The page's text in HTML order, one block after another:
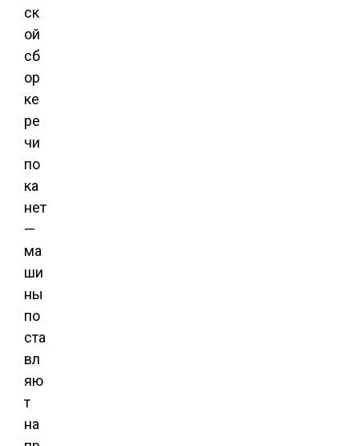
ск
ой
сб
ор
ке
ре
чи
по
ка
нет
—
ма
ши
ны
по
ста
вл
яю
т
на